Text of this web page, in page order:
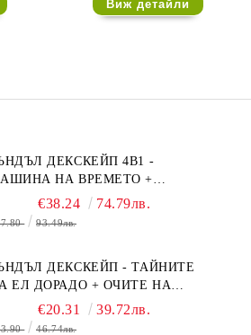
Виж детайли
ДЕКСКЕЙП 4В1 -
НА ВРЕМЕТО +
ОТ АЛКАТРАЗ +
НА ЕЛ ДОРАДО +
€38.24 74.79лв.
93.49лв.
ДЕКСКЕЙП - ТАЙНИТЕ
ЕЛ ДОРАДО + ОЧИТЕ НА
€20.31 39.72лв.
46.74лв.